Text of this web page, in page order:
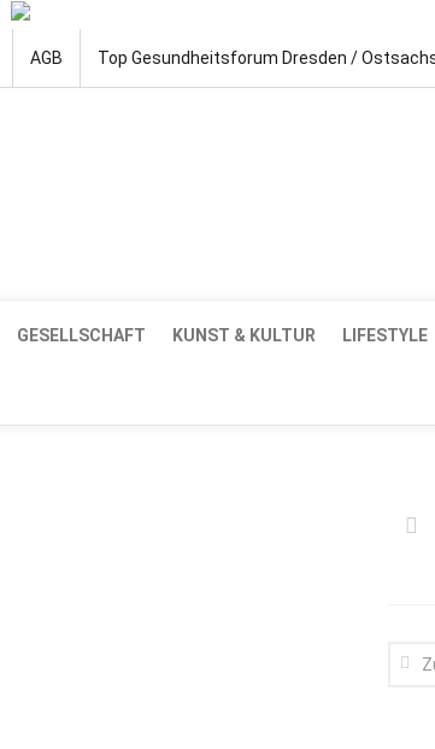
AGB Top Gesundheitsforum Dresden /
GESELLSCHAFT KUNST & KULTUR LIFESTYLE